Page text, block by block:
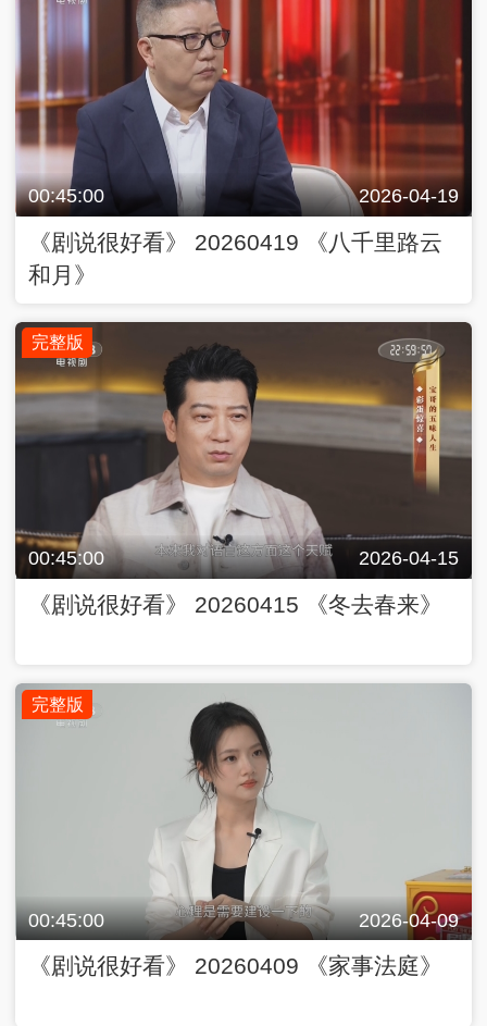
00:45:00 2026-04-19
《剧说很好看》 20260419 《八千里路云
和月》
完整版
00:45:00 2026-04-15
《剧说很好看》 20260415 《冬去春来》
完整版
00:45:00 2026-04-09
《剧说很好看》 20260409 《家事法庭》